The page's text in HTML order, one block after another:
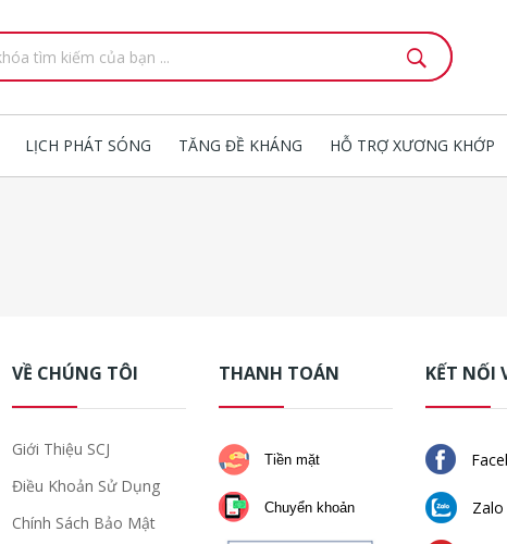
LỊCH PHÁT SÓNG TĂNG ĐỀ KHÁNG HỖ TRỢ XƯƠNG KHỚP
VỀ CHÚNG TÔI
Giới Thiệu SCJ
Điều Khoản Sử Dụng
Chính Sách Bảo Mật
THANH TOÁN
Tiền mặt
Chuyển khoản
KẾT NỐI
Zalo